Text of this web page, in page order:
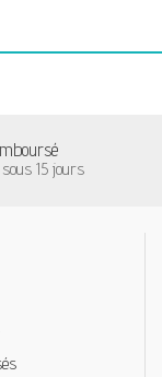
15 jours